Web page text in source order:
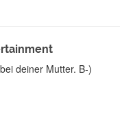
deiner Mutter. B-)